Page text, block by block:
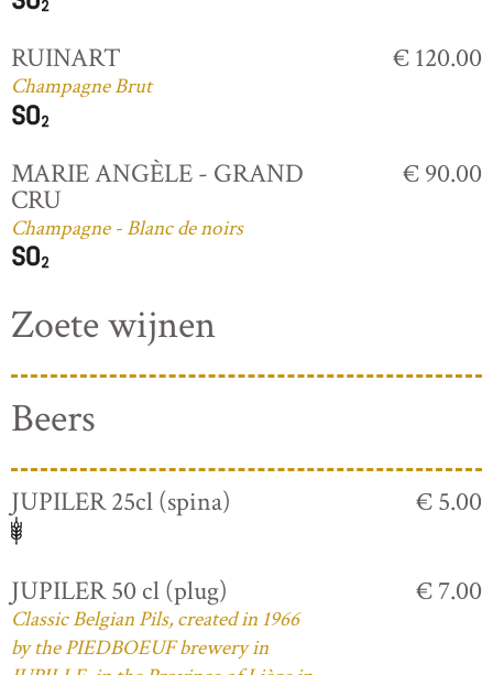
RUINART
Champagne Brut
€ 120.00
MARIE ANGÈLE - GRAND
CRU
Champagne - Blanc de noirs
€ 90.00
Zoete wijnen
Beers
JUPILER 25cl (spina) € 5.00
JUPILER 50 cl (plug)
Classic Belgian Pils, created in 1966
by the PIEDBOEUF brewery in
€ 7.00